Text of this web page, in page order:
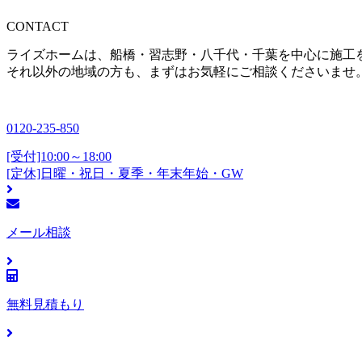
CONTACT
ライズホームは、船橋・習志野・八千代・千葉を中心に施工
それ以外の地域の方も、まずはお気軽にご相談くださいませ。
0120-235-850
[受付]10:00～18:00
[定休]日曜・祝日・夏季・年末年始・GW
メール相談
無料見積もり